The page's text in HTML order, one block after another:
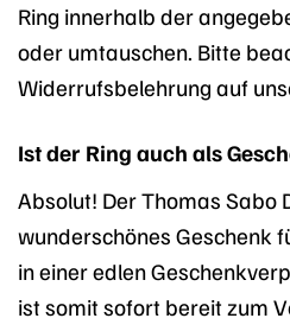
Ring innerhalb der
oder umtauschen. Bitte
Widerrufsbelehrung auf
Ist der Ring auch als
Absolut! Der Thomas Sabo
wunderschönes Geschenk
in einer edlen
ist somit sofort bereit zum